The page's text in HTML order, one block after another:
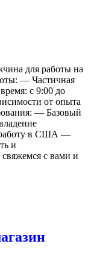
для работы на
— Частичная
с 9:00 до
от опыта
— Базовый
работу в США —
и
с вами и